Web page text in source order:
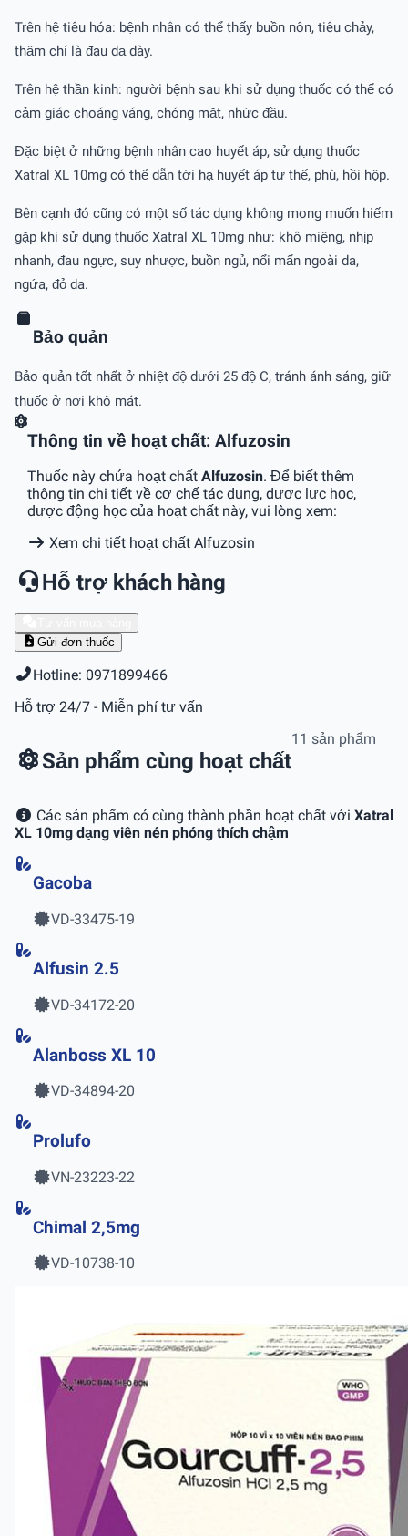
Trên hệ tiêu hóa: bệnh nhân có thể thấy buồn nôn, tiêu chảy,
thậm chí là đau dạ dày.
Trên hệ thần kinh: người bệnh sau khi sử dụng thuốc có thể có
cảm giác choáng váng, chóng mặt, nhức đầu.
Đặc biệt ở những bệnh nhân cao huyết áp, sử dụng thuốc
Xatral XL 10mg có thể dẫn tới hạ huyết áp tư thế, phù, hồi hộp.
Bên cạnh đó cũng có một số tác dụng không mong muốn hiếm
gặp khi sử dụng thuốc Xatral XL 10mg như: khô miệng, nhịp
nhanh, đau ngực, suy nhược, buồn ngủ, nổi mẩn ngoài da,
ngứa, đỏ da.
Bảo quản
Bảo quản tốt nhất ở nhiệt độ dưới 25 độ C, tránh ánh sáng, giữ
thuốc ở nơi khô mát.
Thông tin về hoạt chất: Alfuzosin
Thuốc này chứa hoạt chất Alfuzosin. Để biết thêm
thông tin chi tiết về cơ chế tác dụng, dược lực học,
dược động học của hoạt chất này, vui lòng xem:
Xem chi tiết hoạt chất Alfuzosin
Hỗ trợ khách hàng
Gửi đơn thuốc
Hotline: 0971899466
Hỗ trợ 24/7 - Miễn phí tư vấn
Sản phẩm cùng hoạt chất
11 sản phẩm
Các sản phẩm có cùng thành phần hoạt chất với Xatral
XL 10mg dạng viên nén phóng thích chậm
Gacoba
VD-33475-19
Alfusin 2.5
VD-34172-20
Alanboss XL 10
VD-34894-20
Prolufo
VN-23223-22
Chimal 2,5mg
VD-10738-10